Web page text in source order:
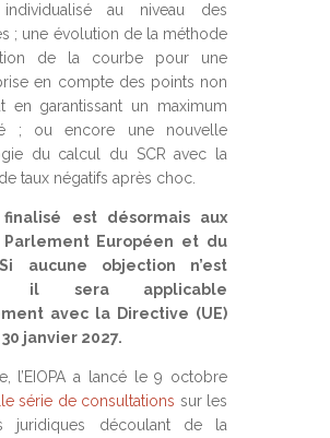
au niveau des
; une évolution de la méthode
de la courbe pour une
en compte des points non
en garantissant un maximum
; ou encore une nouvelle
du calcul du SCR avec la
taux négatifs après choc.
est désormais aux
Parlement Européen et du
aucune objection n’est
il sera applicable
avec la Directive (UE)
janvier 2027.
l’EIOPA a lancé le 9 octobre
série de consultations sur les
juridiques découlant de la